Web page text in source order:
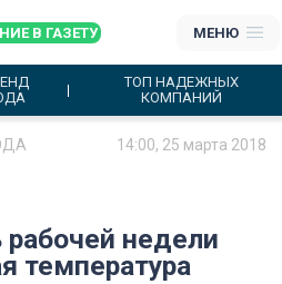
В ГАЗЕТУ МЕНЮ
ТОП НАДЕЖНЫХ
КОМПАНИЙ
14:00, 25 марта 2018
недели
температура